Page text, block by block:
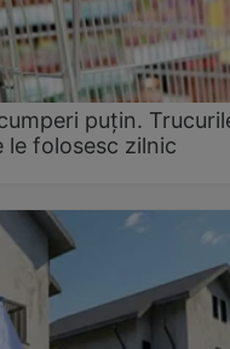
puțin.
le folosesc zilnic